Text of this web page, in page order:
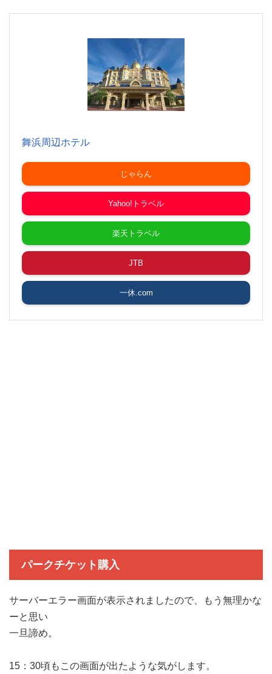
舞浜周辺ホテル
じゃらん
Yahoo!トラベル
楽天トラベル
JTB
一休.com
パークチケット購入
サーバーエラー画面が表示されましたので、もう無理かな
ーと思い
一旦諦め。
15：30頃もこの画面が出たような気がします。